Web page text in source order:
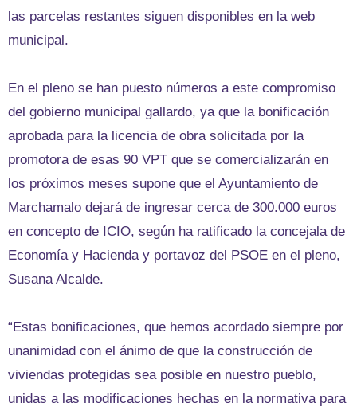
las parcelas restantes siguen disponibles en la web
municipal.
En el pleno se han puesto números a este compromiso
del gobierno municipal gallardo, ya que la bonificación
aprobada para la licencia de obra solicitada por la
promotora de esas 90 VPT que se comercializarán en
los próximos meses supone que el Ayuntamiento de
Marchamalo dejará de ingresar cerca de 300.000 euros
en concepto de ICIO, según ha ratificado la concejala de
Economía y Hacienda y portavoz del PSOE en el pleno,
Susana Alcalde.
“Estas bonificaciones, que hemos acordado siempre por
unanimidad con el ánimo de que la construcción de
viviendas protegidas sea posible en nuestro pueblo,
unidas a las modificaciones hechas en la normativa para